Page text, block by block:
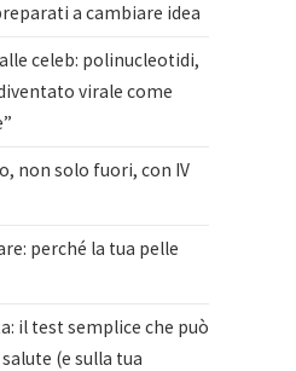
a cambiare idea
celeb: polinucleotidi,
virale come
non solo fuori, con IV
perché la tua pelle
il test semplice che può
(e sulla tua